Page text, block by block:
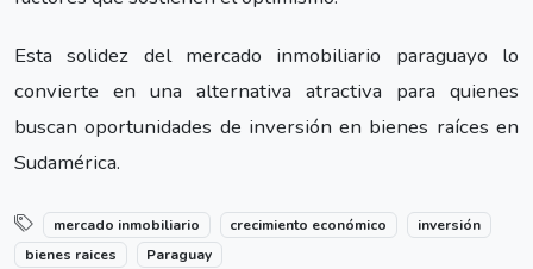
Esta solidez del mercado inmobiliario paraguayo lo
convierte en una alternativa atractiva para quienes
buscan oportunidades de inversión en bienes raíces en
Sudamérica.
mercado inmobiliario crecimiento económico
inversión
bienes raices
Paraguay